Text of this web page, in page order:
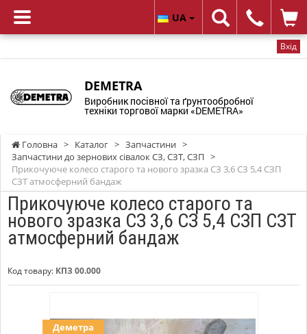
Вхід
DEMETRA
Виробник посівної та ґрунтообробної
техніки торгової марки «DEMETRA»
UA
Головна > Каталог > Запчастини >
Запчастини до зернових сівалок СЗ, СЗТ, СЗП >
Прикочуюче колесо старого та нового зразка СЗ 3,6 СЗ 5,4 СЗП
СЗТ атмосферний бандаж
Прикочуюче колесо старого та
нового зразка СЗ 3,6 СЗ 5,4 СЗП СЗТ
атмосферний бандаж
Код товару: КПЗ 00.000
Деметра